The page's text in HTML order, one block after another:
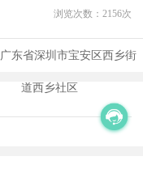
浏览次数： 2156次
广东省深圳市宝安区西乡街
道西乡社区